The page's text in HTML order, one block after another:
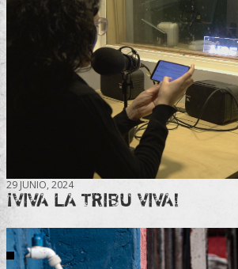
29 JUNIO, 2024
¡VIVA LA TRIBU VIVA!